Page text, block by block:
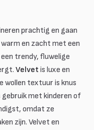
prachtig en gaan
en zacht met een
trendy, fluwelige
Velvet is luxe en
wollen textuur is knus
gebruik met kinderen of
omdat ze
zijn. Velvet en